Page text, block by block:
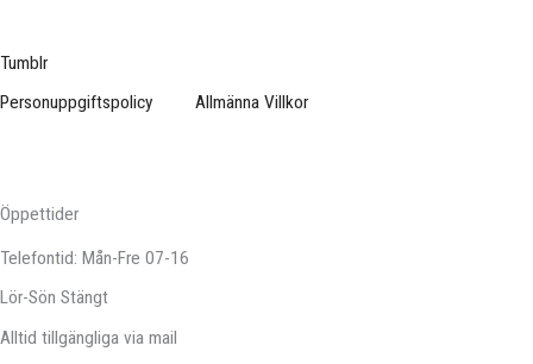
Tumblr
Personuppgiftspolicy
Allmänna Villkor
Öppettider
Telefontid: Mån-Fre 07-16
Lör-Sön Stängt
Alltid tillgängliga via mail